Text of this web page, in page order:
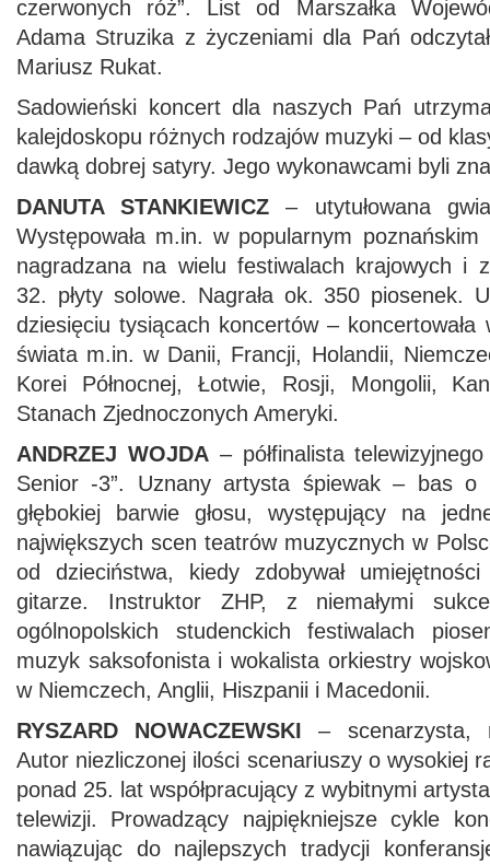
czerwonych róż”. List od Marszałka
Adama Struzika z życzeniami dla Pań
Mariusz Rukat.
Sadowieński koncert dla naszych Pań
kalejdoskopu różnych rodzajów muzyki – od
dawką dobrej satyry. Jego wykonawcami byli
DANUTA STANKIEWICZ – utytułowana
Występowała m.in. w popularnym poznańskim
nagradzana na wielu festiwalach krajowych i
32. płyty solowe. Nagrała ok. 350 piosenek.
dziesięciu tysiącach koncertów –
świata m.in. w Danii, Francji, Holandii,
Korei Północnej, Łotwie, Rosji, Mongolii,
Stanach Zjednoczonych Ameryki.
ANDRZEJ WOJDA– półfinalista
Senior -3”. Uznany artysta śpiewak – bas o
głębokiej barwie głosu, występujący na
największych scen teatrów muzycznych w
od dzieciństwa, kiedy zdobywał
gitarze. Instruktor ZHP, z niemałymi
ogólnopolskich studenckich festiwalach
muzyk saksofonista i wokalista orkiestry
w Niemczech, Anglii, Hiszpanii i Macedonii.
RYSZARD NOWACZEWSKI – scenarzysta,
Autor niezliczonej ilości scenariuszy o wysokiej
ponad 25. lat współpracujący z wybitnymi
telewizji. Prowadzący najpiękniejsze cykle
nawiązując do najlepszych tradycji